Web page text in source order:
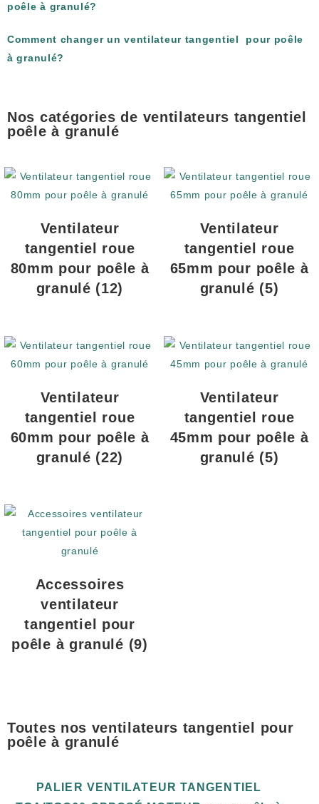
poêle à granulé?
Comment changer un ventilateur tangentiel pour poêle
à granulé?
Nos catégories de ventilateurs tangentiel
poêle à granulé
Ventilateur
tangentiel roue
80mm pour poêle à
granulé (12)
Ventilateur
tangentiel roue
65mm pour poêle à
granulé (5)
Ventilateur
tangentiel roue
60mm pour poêle à
granulé (22)
Ventilateur
tangentiel roue
45mm pour poêle à
granulé (5)
Accessoires
ventilateur
tangentiel pour
poêle à granulé (9)
Toutes nos ventilateurs tangentiel pour
poêle à granulé
PALIER VENTILATEUR TANGENTIEL